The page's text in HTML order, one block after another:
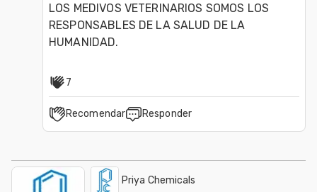
LOS MEDIVOS VETERINARIOS SOMOS LOS
RESPONSABLES DE LA SALUD DE LA
7
Recomendar Responder
Priya Chemicals